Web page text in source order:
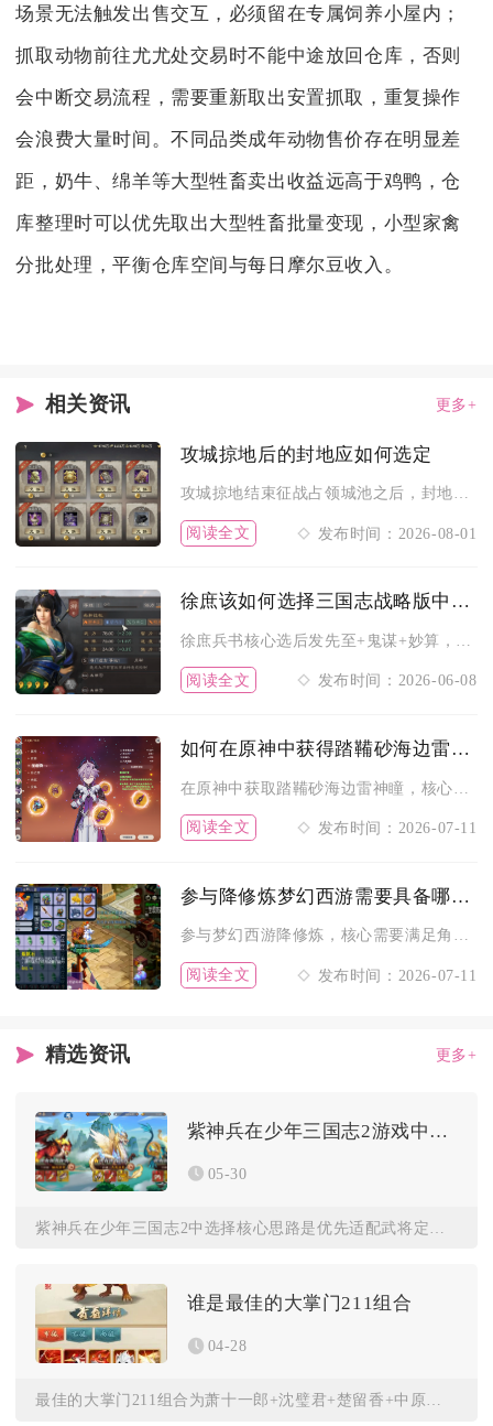
场景无法触发出售交互，必须留在专属饲养小屋内；
抓取动物前往尤尤处交易时不能中途放回仓库，否则
会中断交易流程，需要重新取出安置抓取，重复操作
会浪费大量时间。不同品类成年动物售价存在明显差
距，奶牛、绵羊等大型牲畜卖出收益远高于鸡鸭，仓
库整理时可以优先取出大型牲畜批量变现，小型家禽
分批处理，平衡仓库空间与每日摩尔豆收入。
相关资讯 更多+
攻城掠地后的封地应如何选定
阅读全文 发布时间：2026-08-01
徐庶该如何选择三国志战略版中的兵书
阅读全文 发布时间：2026-06-08
如何在原神中获得踏鞴砂海边雷神瞳
阅读全文 发布时间：2026-07-11
参与降修炼梦幻西游需要具备哪些条件
参与梦幻西游降修炼，核心需要满足角色等级与飞升任务、修炼等级...
阅读全文 发布时间：2026-07-11
精选资讯 更多+
紫神兵在少年三国志2游戏中怎样选择
05-30
谁是最佳的大掌门211组合
04-28
最佳的大掌门211组合为萧十一郎+沈璧君+楚留香+中原一点红...